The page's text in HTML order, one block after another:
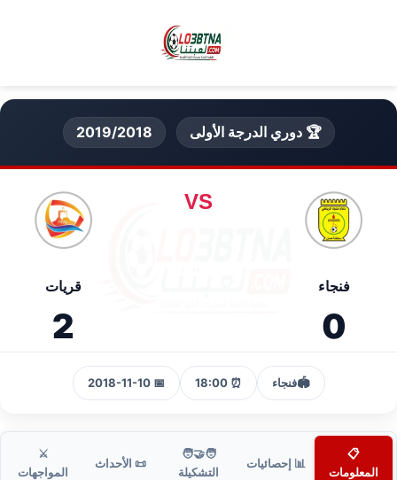
🏆 دوري الدرجة الأولى 2019/2018
فنجاء
0
VS
قريات
2
🏟️فنجاء ⏰ 18:00
📅 2018-11-10
📋
المعلومات
📊 إحصائيات
🧑‍🤝‍🧑
التشكيلة
📜 الأحداث
⚔️
المواجهات